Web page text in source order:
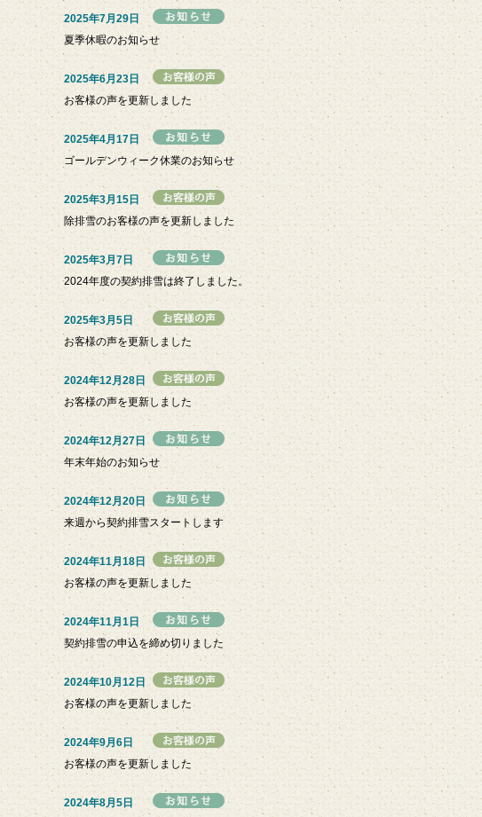
2025年7月29日
夏季休暇のお知らせ
2025年6月23日
お客様の声を更新しました
2025年4月17日
ゴールデンウィーク休業のお知らせ
2025年3月15日
除排雪のお客様の声を更新しました
2025年3月7日
2024年度の契約排雪は終了しました。
2025年3月5日
お客様の声を更新しました
2024年12月28日
お客様の声を更新しました
2024年12月27日
年末年始のお知らせ
2024年12月20日
来週から契約排雪スタートします
2024年11月18日
お客様の声を更新しました
2024年11月1日
契約排雪の申込を締め切りました
2024年10月12日
お客様の声を更新しました
2024年9月6日
お客様の声を更新しました
2024年8月5日